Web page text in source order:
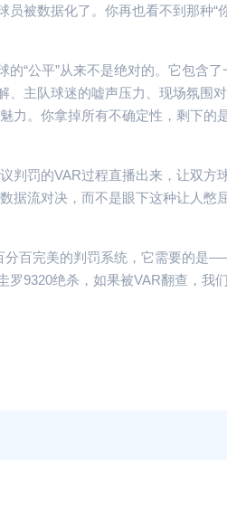
员被数据化了。你再也看不到那种“
“公平”从来不是绝对的。它包含了
主队球迷的嘘声压力、现场氛围
力。你拿掉所有不确定性，剩下的
判罚的VAR过程直播出来，让双方
据流对决，而不是眼下这种让人憋
分百完美的判罚系统，它需要的是
罗9320绝杀，如果被VAR翻查，我